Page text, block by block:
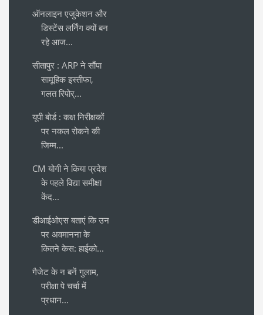
ऑनलाइन एजुकेशन और
डिस्टेंस लर्निंग क्यों बन
रहे आज...
सीतापुर : ARP ने सौंपा
सामूहिक इस्तीफा,
गलत रिपोर्...
यूपी बोर्ड : कक्ष निरीक्षकों
पर नकल रोकने की
जिम्म...
CM योगी ने किया प्रदेश
के पहले विद्या समीक्षा
केंद...
डीआईओएस बताएं कि उन
पर अवमानना के
कितने केस: हाईको...
गैजेट के न बनें गुलाम,
परीक्षा पे चर्चा में
प्रधान...